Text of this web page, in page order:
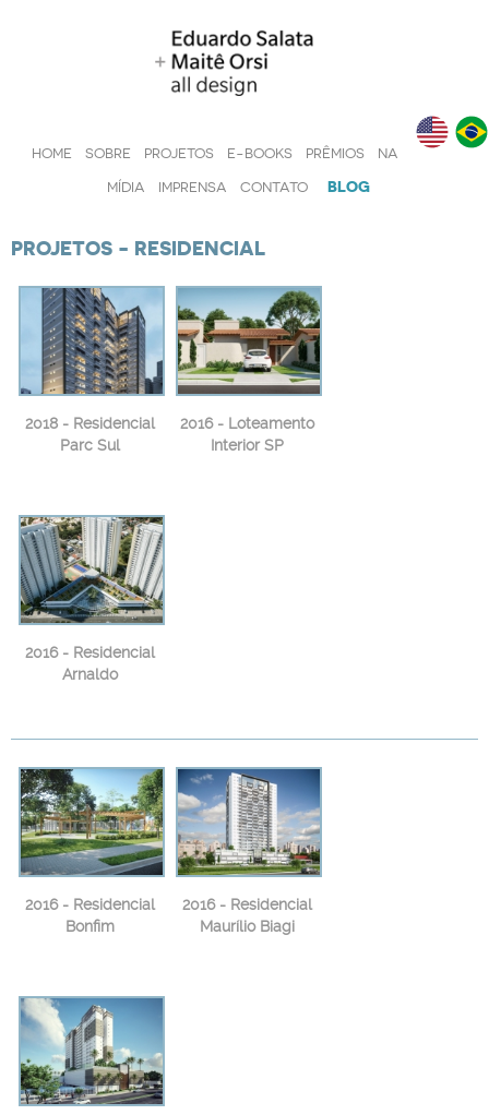
HOME SOBRE PROJETOS E-BOOKS PRÊMIOS NA
MÍDIA IMPRENSA CONTATO BLOG
PROJETOS - RESIDENCIAL
2018 - Residencial
Parc Sul
2016 - Loteamento
Interior SP
2016 - Residencial
Arnaldo
2016 - Residencial
Bonfim
2016 - Residencial
Maurílio Biagi